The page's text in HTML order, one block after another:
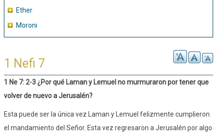
Ether
Moroni
1 Nefi 7
1 Ne 7: 2-3 ¿Por qué Laman y Lemuel no murmuraron por tener que
volver de nuevo a Jerusalén?
Esta puede ser la única vez Laman y Lemuel felizmente cumplieron
el mandamiento del Señor. Esta vez regresaron a Jerusalén por algo